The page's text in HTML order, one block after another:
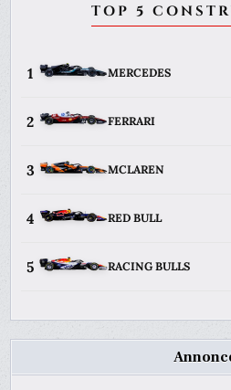
TOP 5
1 MERCEDES
2 FERRARI
3 MCLAREN
4 RED BULL
5 RACING BULLS